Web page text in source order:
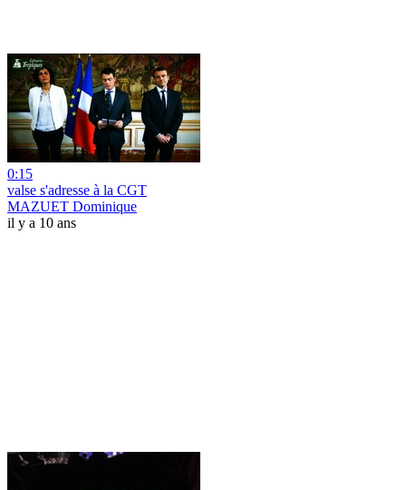
0:15
valse s'adresse à la CGT
MAZUET Dominique
il y a 10 ans